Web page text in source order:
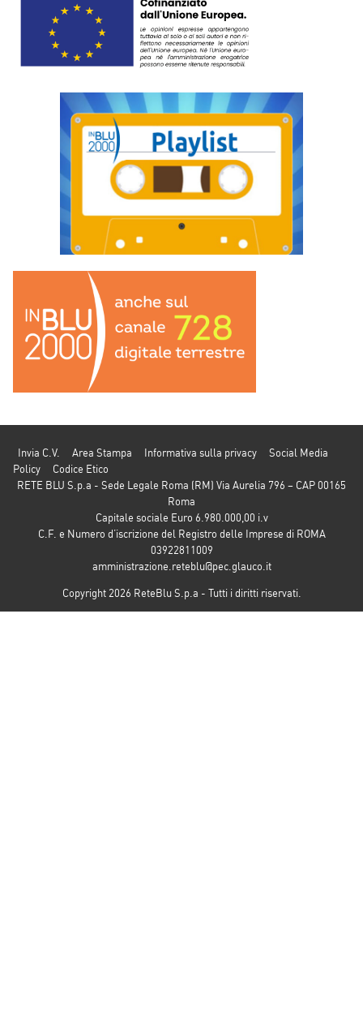
Invia C.V. Area Stampa Informativa sulla privacy
Social Media
Policy
Codice Etico
RETE BLU S.p.a - Sede Legale Roma (RM) Via Aurelia 796 – CAP 00165
Roma
Capitale sociale Euro 6.980.000,00 i.v
C.F. e Numero d’iscrizione del Registro delle Imprese di ROMA
03922811009
amministrazione.reteblu@pec.glauco.it
Copyright 2026 ReteBlu S.p.a - Tutti i diritti riservati.